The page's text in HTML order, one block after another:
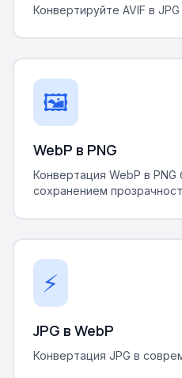
Конвертируйте AVIF в
🖼️
WebP в PNG
Конвертация WebP в PNG
сохранением
⚡
JPG в WebP
Конвертация JPG в